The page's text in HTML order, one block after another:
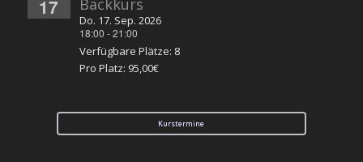
17 Backkurs
Do. 17. Sep. 2026
18:00 -21:00
Verfügbare Plätze: 8
Pro Platz: 95,00€
Kurstermine